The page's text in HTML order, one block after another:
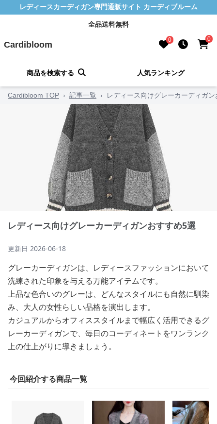
レディースカーディガン専門通販サイト カーディブルーム
全品送料無料
Cardibloom 0 0
商品を検索する 人気ランキング
Cardibloom TOP › 記事一覧 › レディース向けグレーカーディガ
レディース向けグレーカーディガンおすすめ5選
更新日 2026-06-18
グレーカーディガンは、レディースファッションにおいて
洗練された印象を与える万能アイテムです。
上品な色合いのグレーは、どんなスタイルにも自然に馴染
み、大人の女性らしい品格を演出します。
カジュアルからオフィススタイルまで幅広く活用できるグ
レーカーディガンで、毎日のコーディネートをワンランク
上の仕上がりに導きましょう。
今回紹介する商品一覧